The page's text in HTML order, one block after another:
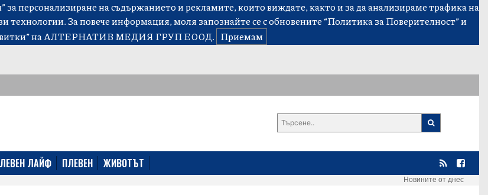
персонализиране на съдържанието и рекламите, които виждате, както и за да анализираме трафика на
технологии. За повече информация, моля запознайте се с обновените“Политика за Поверителност”и
на АЛТЕРНАТИВ МЕДИЯ ГРУП ЕООД. Приемам
ЛАЙФ ПЛЕВЕН ЖИВОТЪТ
Новините от днес